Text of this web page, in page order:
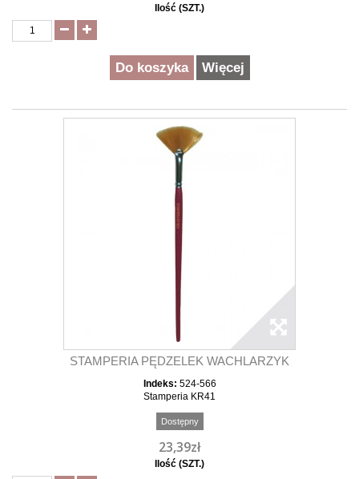
Ilość (SZT.)
Do koszyka Więcej
STAMPERIA PĘDZELEK WACHLARZYK
Indeks: 524-566
Stamperia KR41
Dostępny
23,39zł
Ilość (SZT.)